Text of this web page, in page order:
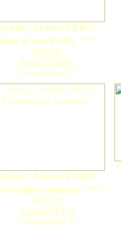
/ Ardaitz ERRO.
de San Pedro. nuevo
(MCM)
Ardaitz ERRO
Comentarios: 0
/ Ardaitz ERRO.
aljibe románica. nuevo
(MCM)
Ardaitz ERRO
Comentarios: 0